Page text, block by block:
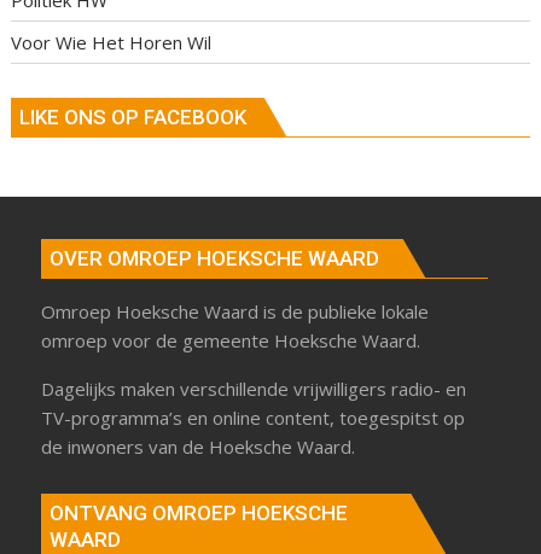
Voor Wie Het Horen Wil
LIKE ONS OP FACEBOOK
OVER OMROEP HOEKSCHE WAARD
Omroep Hoeksche Waard is de publieke lokale
omroep voor de gemeente Hoeksche Waard.
Dagelijks maken verschillende vrijwilligers radio- en
TV-programma’s en online content, toegespitst op
de inwoners van de Hoeksche Waard.
ONTVANG OMROEP HOEKSCHE
WAARD